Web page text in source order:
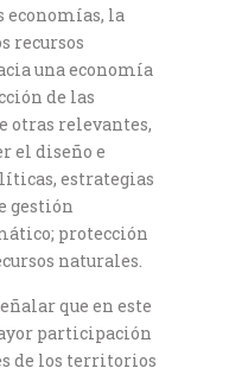
economías, la
recursos
una economía
de las
otras relevantes,
el diseño e
estrategias
gestión
protección
naturales.
que en este
participación
de los territorios